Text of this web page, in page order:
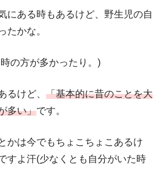
にある時もあるけど、野生児の自
たかな。
の方が多かったり。)
るけど、 「基本的に昔のことを大
多い」です。
かは今でもちょこちょこあるけ
すよ汗(少なくとも自分がいた時